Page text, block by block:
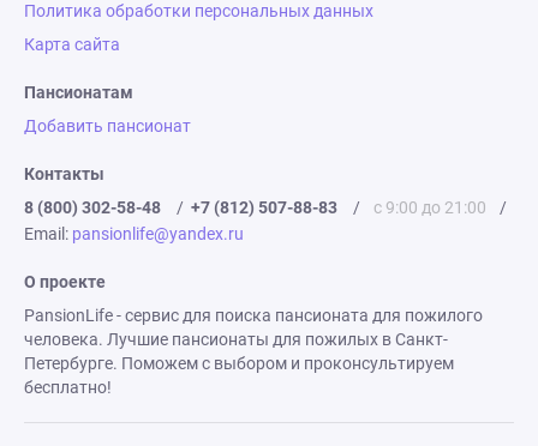
Политика обработки персональных данных
Карта сайта
Пансионатам
Добавить пансионат
Контакты
8 (800) 302-58-48
/ +7 (812) 507-88-83 / с 9:00 до 21:00
/
Email: pansionlife@yandex.ru
О проекте
PansionLife - сервис для поиска пансионата для пожилого
человека. Лучшие пансионаты для пожилых в Санкт-
Петербурге. Поможем с выбором и проконсультируем
бесплатно!